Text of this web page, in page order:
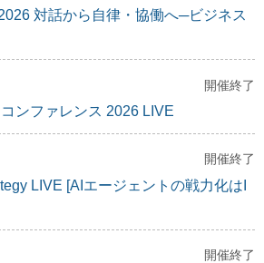
対話から自律・協働へ─ビジネス
開催終了
ンファレンス 2026 LIVE
開催終了
LIVE [AIエージェントの戦力化はI
開催終了